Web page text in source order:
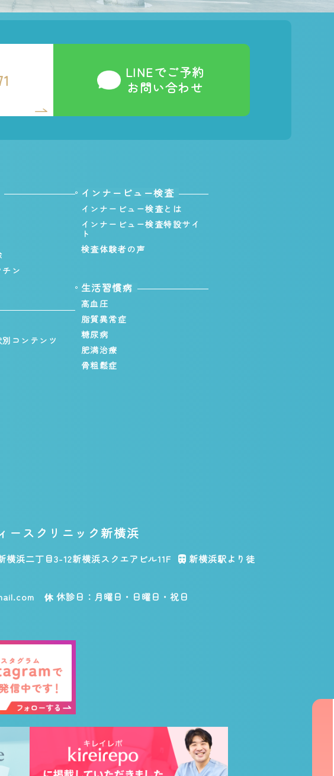
LINEでご予約
お問い合わせ
ン
コンテンツ
インナービュー検査
インナービュー検査とは
インナービュー検査特設サイ
ト
検査体験者の声
生活習慣病
高血圧
脂質異常症
糖尿病
肥満治療
骨粗鬆症
ースクリニック新横浜
横浜二丁目3-12新横浜スクエアビル11F
新横浜駅より徒
休診日：月曜日・日曜日・祝日